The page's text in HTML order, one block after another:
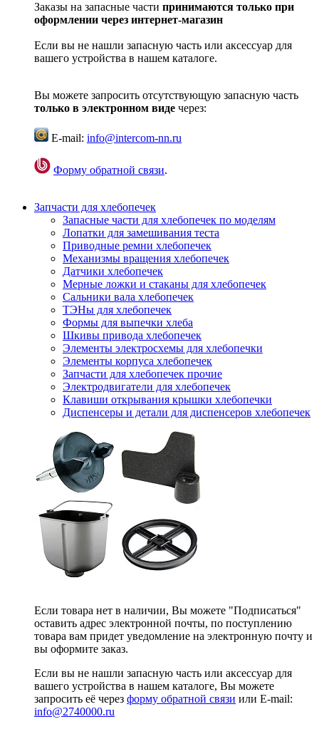
Заказы на запасные части принимаются только при
оформлении через интернет-магазин
Если вы не нашли запасную часть или аксессуар для
вашего устройства в нашем каталоге.
Вы можете запросить отсутствующую запасную часть
только в электронном виде через:
E-mail: info@intercom-nn.ru
Форму обратной связи.
Запчасти для хлебопечек
Запасные части для хлебопечек по моделям
Лопатки для замешивания теста
Приводные ремни хлебопечек
Механизмы вращения хлебопечек
Датчики хлебопечек
Мерные ложки и стаканы для хлебопечек
Сальники вала хлебопечек
ТЭНы для хлебопечек
Формы для выпечки хлеба
Шкивы привода хлебопечек
Элементы электросхемы для хлебопечки
Элементы корпуса хлебопечек
Запчасти для хлебопечек прочие
Электродвигатели для хлебопечек
Клавиши открывания крышки хлебопечки
Диспенсеры и детали для диспенсеров хлебопечек
Если товара нет в наличии, Вы можете "Подписаться"
оставить адрес электронной почты, по поступлению
товара вам придет уведомление на электронную почту и
вы оформите заказ.
Если вы не нашли запасную часть или аксессуар для
вашего устройства в нашем каталоге, Вы можете
запросить её через форму обратной связи или E-mail:
info@2740000.ru